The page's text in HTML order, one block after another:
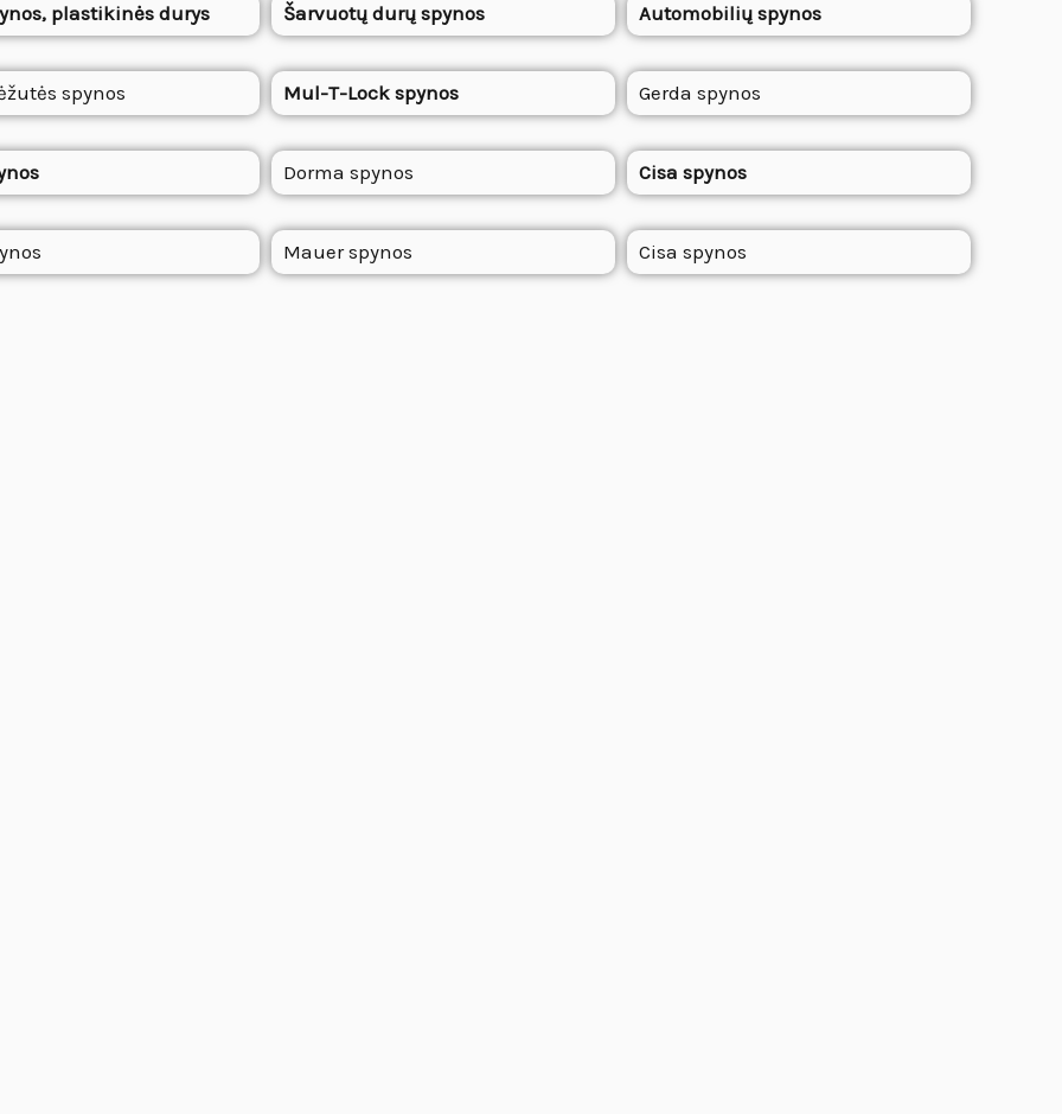
plastikinės durys Šarvuotų durų spynos Automobilių spynos
spynos Mul-T-Lock spynos Gerda spynos
Dorma spynos Cisa spynos
Mauer spynos Cisa spynos